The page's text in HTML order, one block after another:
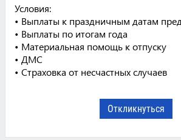
Условия:
• Выплаты к праздничным датам
• Выплаты по итогам года
• Материальная помощь к отпуску
• ДМС
• Страховка от несчастных случаев
Откликнуться